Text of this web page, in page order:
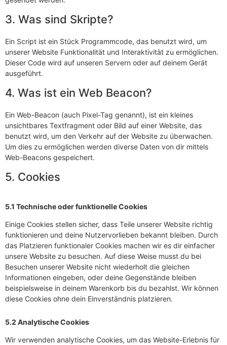
3. Was sind Skripte?
Ein Script ist ein Stück Programmcode, das benutzt wird, um
unserer Website Funktionalität und Interaktivität zu ermöglichen.
Dieser Code wird auf unseren Servern oder auf deinem Gerät
ausgeführt.
4. Was ist ein Web Beacon?
Ein Web-Beacon (auch Pixel-Tag genannt), ist ein kleines
unsichtbares Textfragment oder Bild auf einer Website, das
benutzt wird, um den Verkehr auf der Website zu überwachen.
Um dies zu ermöglichen werden diverse Daten von dir mittels
Web-Beacons gespeichert.
5. Cookies
5.1 Technische oder funktionelle Cookies
Einige Cookies stellen sicher, dass Teile unserer Website richtig
funktionieren und deine Nutzervorlieben bekannt bleiben. Durch
das Platzieren funktionaler Cookies machen wir es dir einfacher
unsere Website zu besuchen. Auf diese Weise musst du bei
Besuchen unserer Website nicht wiederholt die gleichen
Informationen eingeben, oder deine Gegenstände bleiben
beispielsweise in deinem Warenkorb bis du bezahlst. Wir können
diese Cookies ohne dein Einverständnis platzieren.
5.2 Analytische Cookies
Wir verwenden analytische Cookies, um das Website-Erlebnis für